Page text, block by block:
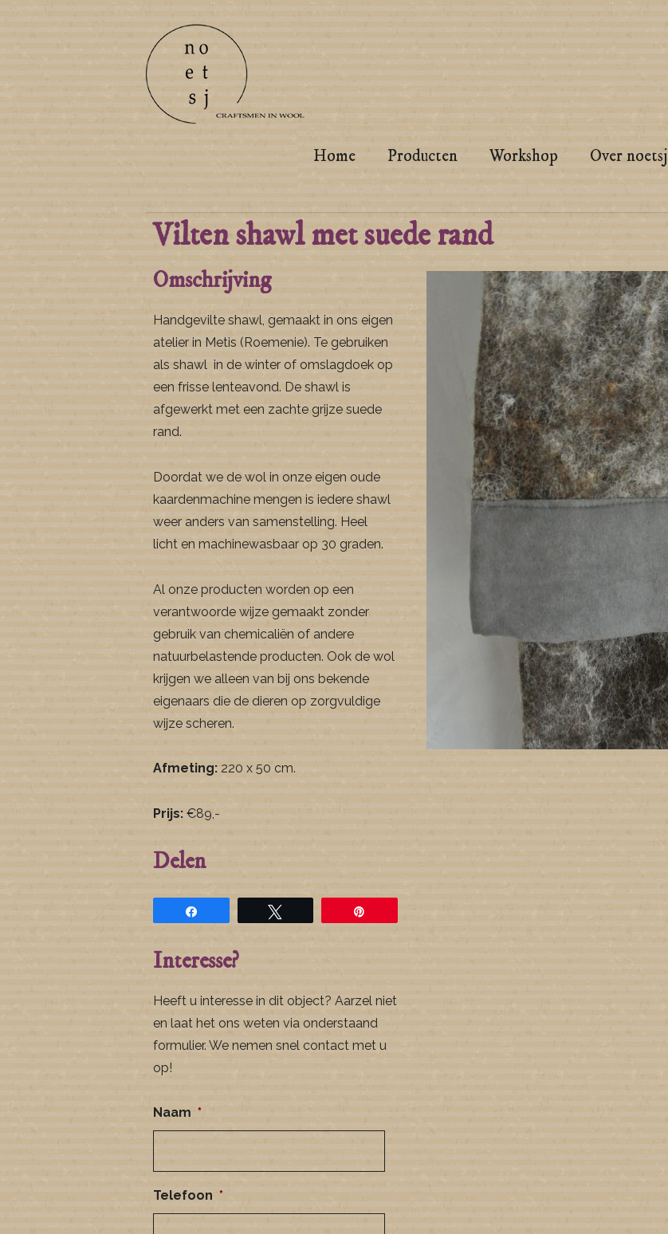
Home Producten Workshop Over noetsj
Vilten shawl met suede rand
Omschrijving
Handgevilte shawl, gemaakt in ons eigen
atelier in Metis (Roemenie). Te gebruiken
als shawl in de winter of omslagdoek op
een frisse lenteavond. De shawl is
afgewerkt met een zachte grijze suede
rand.
Doordat we de wol in onze eigen oude
kaardenmachine mengen is iedere shawl
weer anders van samenstelling. Heel
licht en machinewasbaar op 30 graden.
Al onze producten worden op een
verantwoorde wijze gemaakt zonder
gebruik van chemicaliën of andere
natuurbelastende producten. Ook de wol
krijgen we alleen van bij ons bekende
eigenaars die de dieren op zorgvuldige
wijze scheren.
Afmeting: 220 x 50 cm.
Prijs: €89,-
Delen
Interesse?
Heeft u interesse in dit object? Aarzel niet
en laat het ons weten via onderstaand
formulier. We nemen snel contact met u
op!
Naam *
Telefoon *